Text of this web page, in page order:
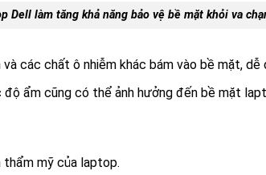
Dell làm tăng khả năng bảo vệ bề mặt khỏi va
các chất ô nhiễm khác bám vào bề mặt, dễ
ẩm cũng có thể ảnh hưởng đến bề mặt
thẩm mỹ của laptop.